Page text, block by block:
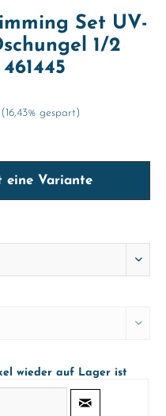
Set UV-
1/2
(16,43% gespart)
eine Variante
wieder auf Lager ist